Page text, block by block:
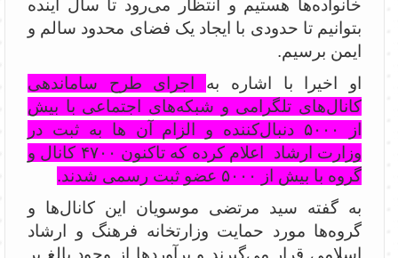
خانواده‌ها هستیم و انتظار می‌رود تا سال آینده
بتوانیم تا حدودی با ایجاد یک فضای محدود سالم و
ایمن برسیم.
او اخیرا با اشاره به اجرای طرح ساماندهی
کانال‌های تلگرامی و شبکه‌های اجتماعی با بیش
از ۵۰۰۰ دنبال‌کننده و الزام آن ها به ثبت در
وزارت ارشاد اعلام کرده که تاکنون ۴۷۰۰ کانال و
گروه با بیش از ۵۰۰۰ عضو ثبت رسمی شدند.
به گفته سید مرتضی موسویان این کانال‌ها و
گروه‌ها مورد حمایت وزارتخانه فرهنگ و ارشاد
اسلامی قرار می‌گیرند و برآوردها از وجود بالغ بر